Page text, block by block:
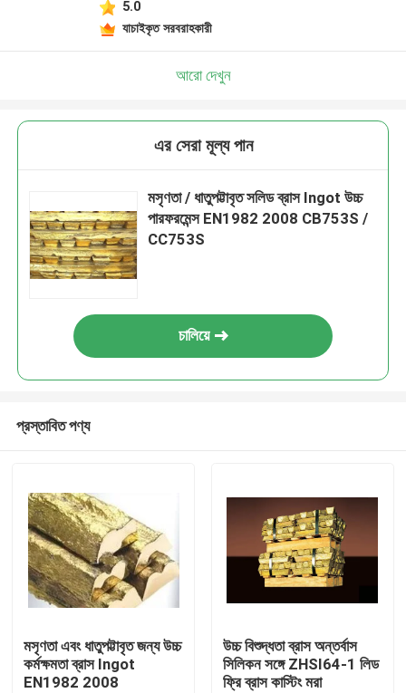
5.0
যাচাইকৃত সরবরাহকারী
আরো দেখুন
এর সেরা মূল্য পান
মসৃণতা / ধাতুপট্টাবৃত সলিড ব্রাস Ingot উচ্চ
পারফরমেন্স EN1982 2008 CB753S /
CC753S
চালিয়ে
প্রস্তাবিত পণ্য
মসৃণতা এবং ধাতুপট্টাবৃত জন্য উচ্চ
কর্মক্ষমতা ব্রাস Ingot
EN1982 2008
উচ্চ বিশুদ্ধতা ব্রাস অন্তর্বাস
সিলিকন সঙ্গে ZHSI64-1 লিড
ফ্রি ব্রাস কাস্টিং মরা